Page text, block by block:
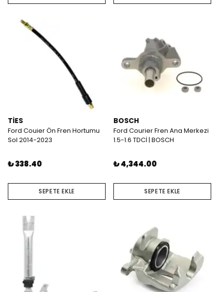
TİES
Ford Couier Ön Fren Hortumu
Sol 2014-2023
₺ 338.40
SEPETE EKLE
BOSCH
Ford Courier Fren Ana Merkezi
1.5-1.6 TDCİ | BOSCH
₺ 4,344.00
SEPETE EKLE